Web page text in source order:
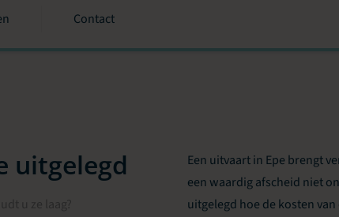
Contact
uitgelegd
Een uitvaart in Epe brengt
een waardig afscheid niet
uitgelegd hoe de kosten